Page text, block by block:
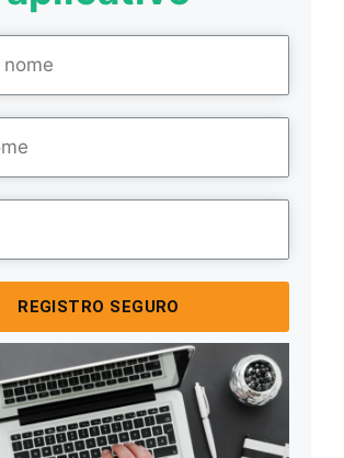
REGISTRO SEGURO